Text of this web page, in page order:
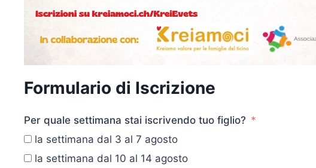
Formulario di Iscrizione
Per quale settimana stai iscrivendo tuo figlio?
la settimana dal 3 al 7 agosto
la settimana dal 10 al 14 agosto